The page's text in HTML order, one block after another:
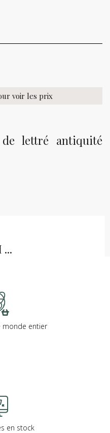
lettré antiquité
voir les prix
...
monde entier
en stock